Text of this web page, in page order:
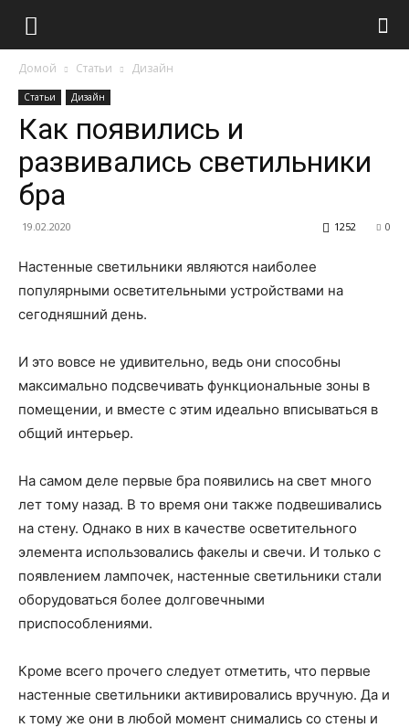
Домой Статьи Дизайн
Статьи Дизайн
Как появились и
развивались светильники
бра
19.02.2020 0
1252
Настенные светильники являются наиболее
популярными осветительными устройствами на
сегодняшний день.
И это вовсе не удивительно, ведь они способны
максимально подсвечивать функциональные зоны в
помещении, и вместе с этим идеально вписываться в
общий интерьер.
На самом деле первые бра появились на свет много
лет тому назад. В то время они также подвешивались
на стену. Однако в них в качестве осветительного
элемента использовались факелы и свечи. И только с
появлением лампочек, настенные светильники стали
оборудоваться более долговечными
приспособлениями.
Кроме всего прочего следует отметить, что первые
настенные светильники активировались вручную. Да и
к тому же они в любой момент снимались со стены и